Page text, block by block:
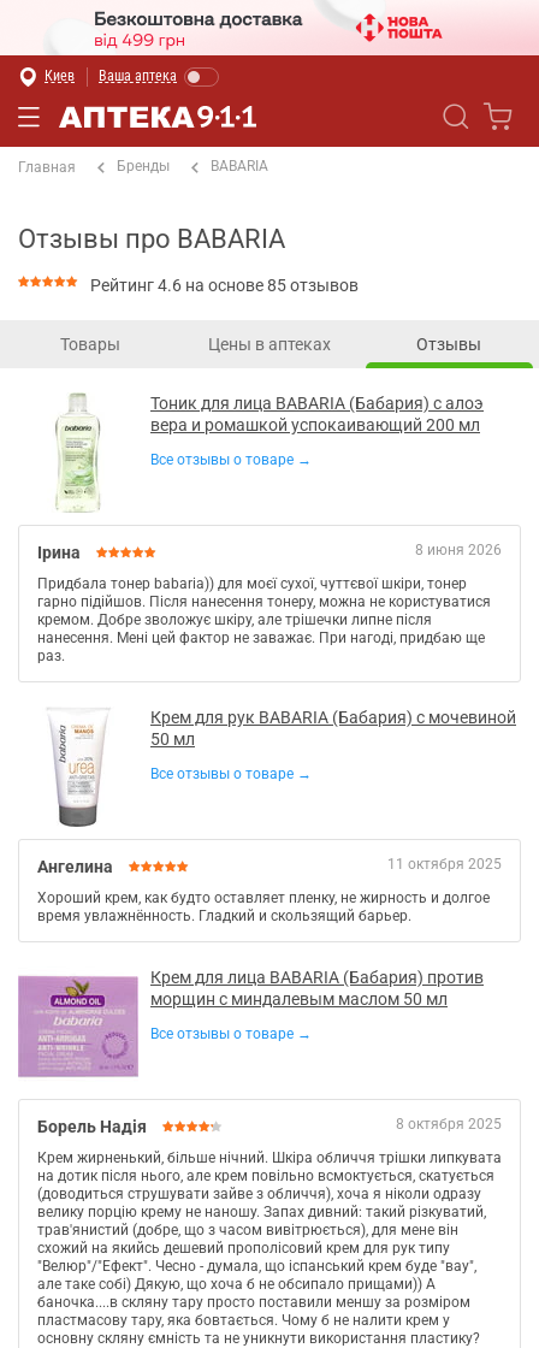
Киев Ваша аптека
Главная Бренды BABARIA
Отзывы про BABARIA
Рейтинг 4.6 на основе 85 отзывов
Товары Цены в аптеках Отзывы
Тоник для лица BABARIA (Бабария) с алоэ
вера и ромашкой успокаивающий 200 мл
Все отзывы о товаре →
8 июня 2026
Ірина
Придбала тонер babaria)) для моєї сухої, чуттєвої шкіри, тонер
гарно підійшов. Після нанесення тонеру, можна не користуватися
кремом. Добре зволожує шкіру, але трішечки липне після
нанесення. Мені цей фактор не заважає. При нагоді, придбаю ще
раз.
Крем для рук BABARIA (Бабария) с мочевиной
50 мл
Все отзывы о товаре →
11 октября 2025
Ангелина
Хороший крем, как будто оставляет пленку, не жирность и долгое
время увлажнённость. Гладкий и скользящий барьер.
Крем для лица BABARIA (Бабария) против
морщин с миндалевым маслом 50 мл
Все отзывы о товаре →
8 октября 2025
Борель Надія
Крем жирненький, більше нічний. Шкіра обличчя трішки липкувата
на дотик після нього, але крем повільно всмоктується, скатується
(доводиться струшувати зайве з обличчя), хоча я ніколи одразу
велику порцію крему не наношу. Запах дивний: такий різкуватий,
трав'янистий (добре, що з часом вивітрюється), для мене він
схожий на якийсь дешевий прополісовий крем для рук типу
"Велюр"/"Ефект". Чесно - думала, що іспанський крем буде "вау",
але таке собі) Дякую, що хоча б не обсипало прищами)) А
баночка....в скляну тару просто поставили меншу за розміром
пластмасову тару, яка бовтається. Чому б не налити крем у
основну скляну ємність та не уникнути використання пластику?